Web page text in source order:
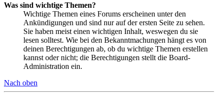
Was sind wichtige Themen?
Wichtige Themen eines Forums erscheinen unter den
Ankündigungen und sind nur auf der ersten Seite zu sehen.
Sie haben meist einen wichtigen Inhalt, weswegen du sie
lesen solltest. Wie bei den Bekanntmachungen hängt es von
deinen Berechtigungen ab, ob du wichtige Themen erstellen
kannst oder nicht; die Berechtigungen stellt die Board-
Administration ein.
Nach oben